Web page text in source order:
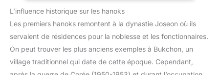
intérieure ou comme objet décoratif dans un restaurant.
L’influence historique sur les hanoks
Les premiers hanoks remontent à la dynastie Joseon où ils
servaient de résidences pour la noblesse et les fonctionnaires.
On peut trouver les plus anciens exemples à Bukchon, un
village traditionnel qui date de cette époque. Cependant,